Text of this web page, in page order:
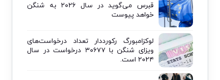
قبرس می‌گوید در سال ۲۰۲۶ به شنگن
خواهد پیوست
لوکزامبورگ رکورددار تعداد درخواست‌های
ویزای شنگن با ۳۰۶۷۷ درخواست در سال
۲۰۲۴ است.